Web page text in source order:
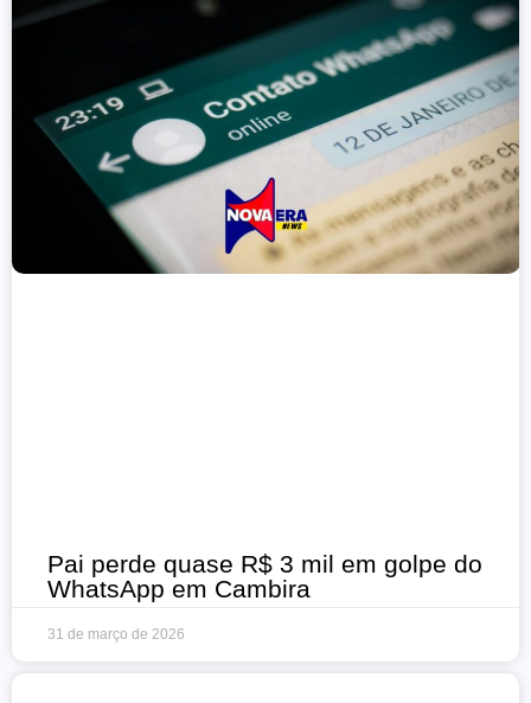
Pai perde quase R$ 3 mil em golpe do
WhatsApp em Cambira
31 de março de 2026